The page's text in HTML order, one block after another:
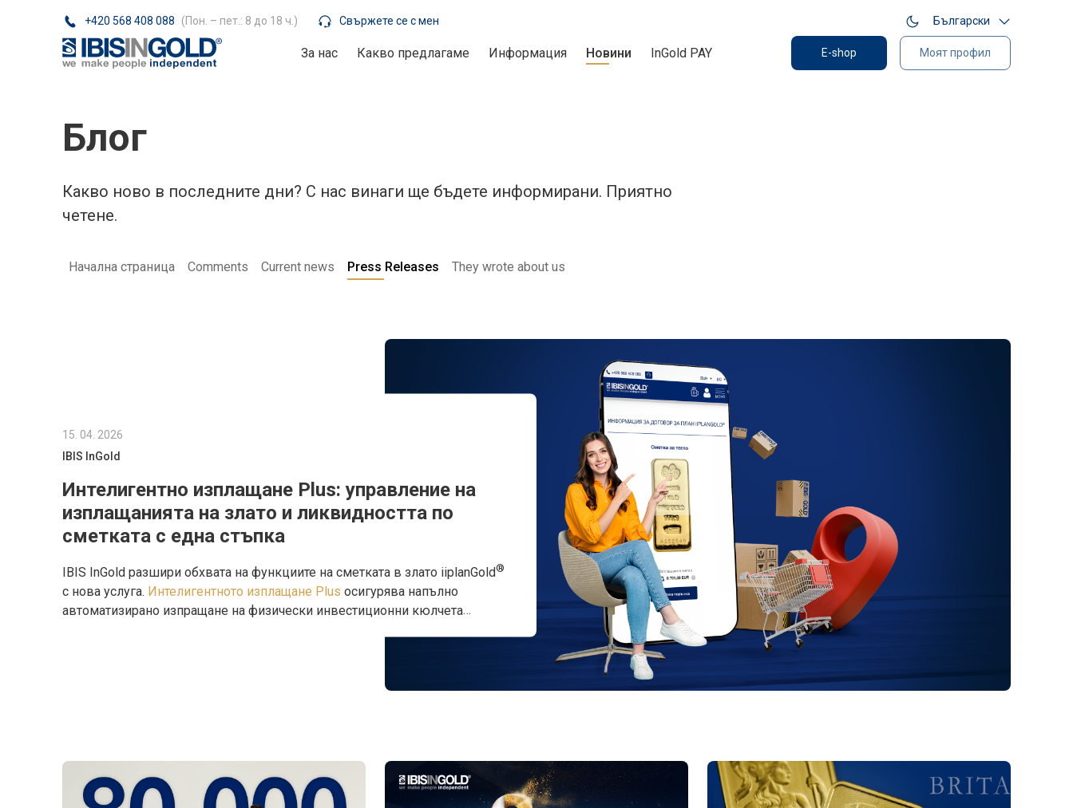
+420 568 408 088 (Пон. – пет.: 8 до 18 ч.) Свържете се с мен Български
За нас Какво предлагаме Информация Новини InGold PAY E-shop Моят профил
Блог
Какво ново в последните дни? С нас винаги ще бъдете информирани. Приятно
четене.
Начална страница Comments Current news Press Releases They wrote about us
15. 04. 2026
IBIS InGold
Интелигентно изплащане Plus: управление на
изплащанията на злато и ликвидността по
сметката с една стъпка
IBIS InGold разшири обхвата на функциите на сметката в злато iiplanGold®
с нова услуга. Интелигентното изплащане Plus осигурява напълно
автоматизирано изпращане на физически инвестиционни кюлчета